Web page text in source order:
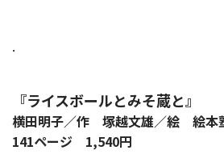
.
『ライスボールとみそ蔵と』
横田明子／作 塚越文雄／絵 絵本
141ページ 1,540円